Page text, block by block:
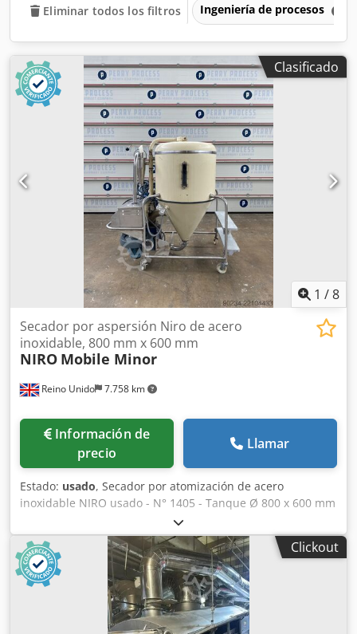
Eliminar todos los filtros Ingeniería de procesos
Clasificado
1 /8
Reino Unido 7.758 km
Secador por aspersión Niro de acero
inoxidable, 800 mm x 600 mm
NIRO Mobile Minor
Información de
precio
Llamar
Estado: usado, Secador por atomización de acero
inoxidable NIRO usado - N° 1405 - Tanque Ø 800 x 600 mm
- Altura del cono 650 mm - Calefacción eléctrica 9 kW -
Ventilador 0,75 kW Dedozcwnvopfx Akxowa
Clickout